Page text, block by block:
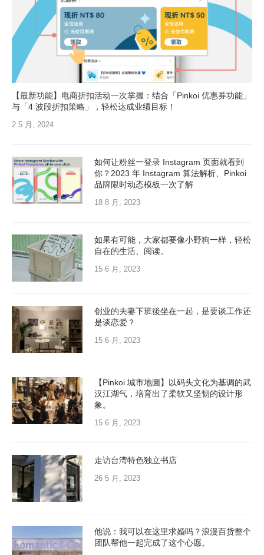
【最新功能】电商折扣活动一次掌握：结合「Pinkoi 优惠券功能」
与「4 波段折扣策略」，轻松达成业绩目标！
2 5 月, 2024
如何让粉丝一登录 Instagram 页面就看到
你？2023 年 Instagram 算法解析、Pinkoi
品牌限时动态模板一次了解
18 8 月, 2023
如果有可能，大家都要像小野狗一样，轻松
自在的生活、阅读。
15 6 月, 2023
创业的夫妻下班後坐在一起，是要谈工作还
是谈恋爱？
15 6 月, 2023
【Pinkoi 城市地圖】以码头文化为基调的武
汉江湖气，培育出了柔软又坚韧的设计形
象。
15 6 月, 2023
走访台湾特色独立书店
26 5 月, 2023
他说：我可以在这里求婚吗？浪漫百货整个
团队帮他一起完成了这个心愿。